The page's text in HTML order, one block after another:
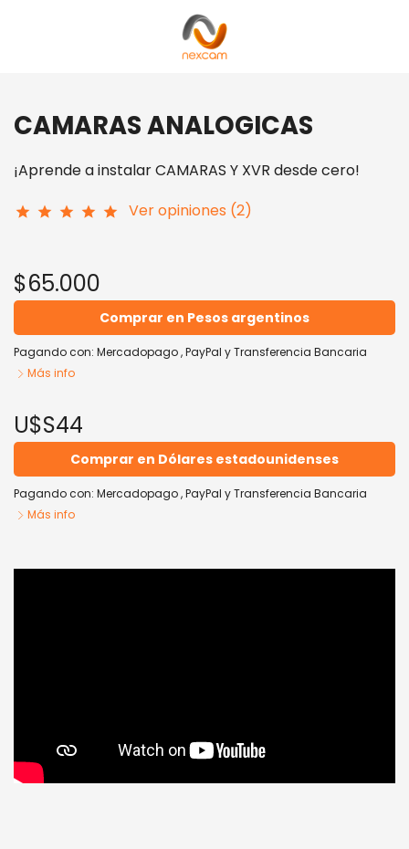
CAMARAS ANALOGICAS
¡Aprende a instalar CAMARAS Y XVR desde cero!
star star star star star Ver opiniones (2)
$65.000
Comprar en Pesos argentinos
Pagando con: Mercadopago,PayPal yTransferencia Bancaria
Más info
U$S44
Comprar en Dólares estadounidenses
Pagando con: Mercadopago,PayPal yTransferencia Bancaria
Más info